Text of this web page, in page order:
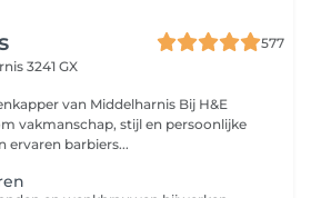
577
3241 GX
vakmanschap, stijl en persoonlijke
ervaren barbiers...